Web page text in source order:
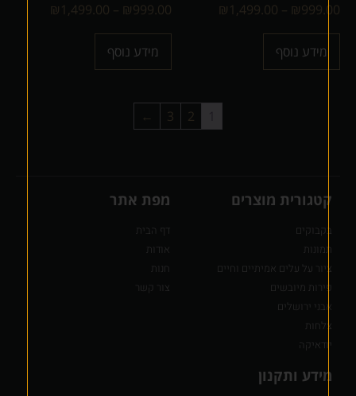
₪999.00
–
₪1,499.00
מידע נוסף
₪999.00
–
₪1,499.00
מידע נוסף
2
3
←
קטגורית מוצרים
בקבוקים
תמונות
ציור על עלים אמיתיים וחיים
פירות מיובשים
אבני ירושלים
צלחות
יודאיקה
מפת אתר
דף הבית
אודות
חנות
צור קשר
מידע ותקנון